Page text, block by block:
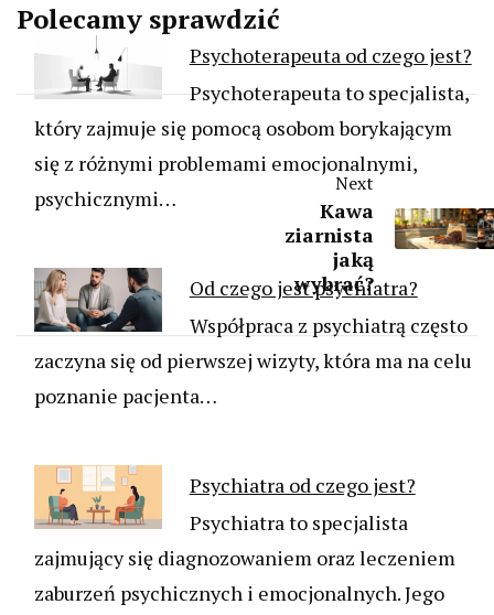
Polecamy sprawdzić
Psychoterapeuta od czego jest?
Psychoterapeuta to specjalista,
który zajmuje się pomocą osobom borykającym
się z różnymi problemami emocjonalnymi,
psychicznymi…
Od czego jest psychiatra?
Współpraca z psychiatrą często
zaczyna się od pierwszej wizyty, która ma na celu
poznanie pacjenta…
Psychiatra od czego jest?
Psychiatra to specjalista
zajmujący się diagnozowaniem oraz leczeniem
zaburzeń psychicznych i emocjonalnych. Jego
Next
Kawa
ziarnista
jaką
wybrać?